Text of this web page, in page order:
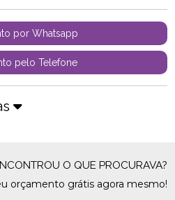
por Whatsapp
pelo Telefone
O QUE PROCURAVA?
orçamento grátis agora mesmo!